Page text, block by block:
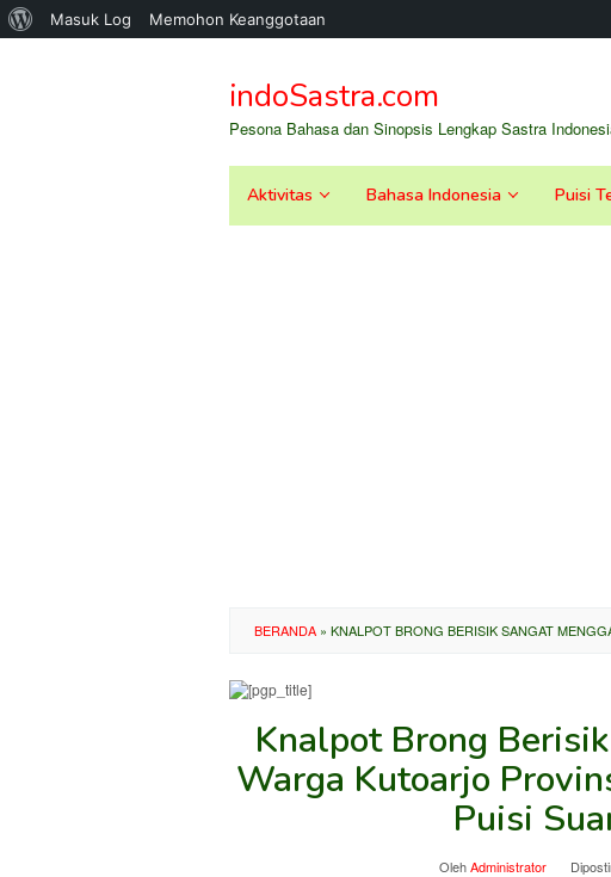
Tentang
Masuk Log Memohon Keanggotaan
kontenindoSastra.com
Pesona Bahasa dan Sinopsis Lengkap Sastra
Aktivitas Bahasa Indonesia Puisi
BERANDA » KNALPOT BRONG BERISIK SANGAT
Knalpot Brong
Warga Kutoarjo
Puisi
OlehAdministrator